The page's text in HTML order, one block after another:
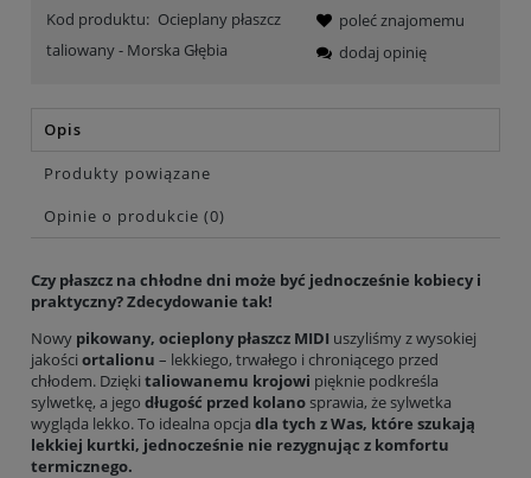
Kod produktu: Ocieplany płaszcz
taliowany - Morska Głębia
poleć znajomemu
dodaj opinię
Opis
Produkty powiązane
Opinie o produkcie (0)
Czy płaszcz na chłodne dni może być jednocześnie kobiecy i
praktyczny? Zdecydowanie tak!
Nowy pikowany, ocieplony płaszcz MIDI uszyliśmy z wysokiej
jakości ortalionu – lekkiego, trwałego i chroniącego przed
chłodem. Dzięki taliowanemu krojowi pięknie podkreśla
sylwetkę, a jego długość przed kolanosprawia, że sylwetka
wygląda lekko. To idealna opcja dla tych z Was, które szukają
lekkiej kurtki, jednocześnie nie rezygnując z komfortu
termicznego.